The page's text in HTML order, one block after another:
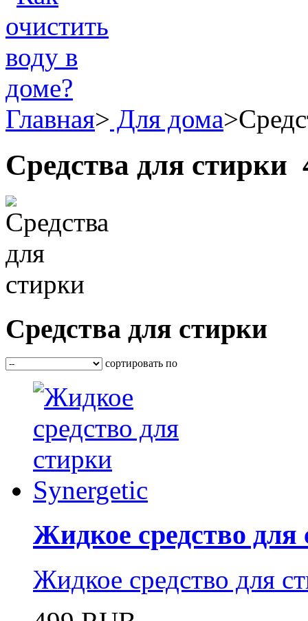
Главная> Для дома>
Средства для стирки
Средства для стирки
сортировать по
Жидкое средство для
Жидкое средство для